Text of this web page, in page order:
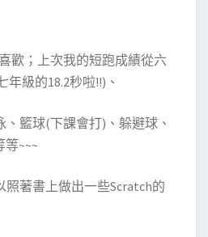
歡；上次我的短跑成績從六
年級的18.2秒啦!!)、
籃球(下課會打)、躲避球、
~~~
照著書上做出一些Scratch的